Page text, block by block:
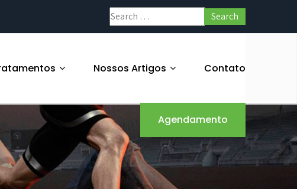
Nossos Artigos Contato
Agendamento